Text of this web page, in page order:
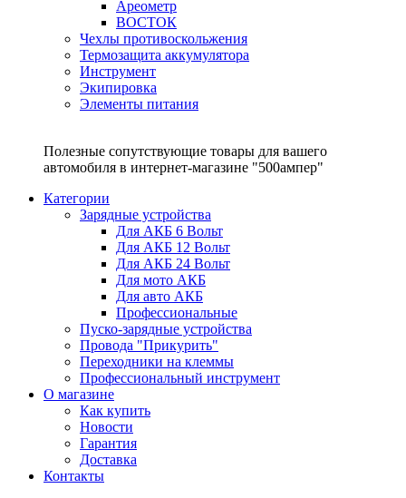
Ареометр
ВОСТОК
Чехлы противоскольжения
Термозащита аккумулятора
Инструмент
Экипировка
Элементы питания
Полезные сопутствующие товары для вашего
автомобиля в интернет-магазине "500ампер"
Категории
Зарядные устройства
Для АКБ 6 Вольт
Для АКБ 12 Вольт
Для АКБ 24 Вольт
Для мото АКБ
Для авто АКБ
Профессиональные
Пуско-зарядные устройства
Провода "Прикурить"
Переходники на клеммы
Профессиональный инструмент
О магазине
Как купить
Новости
Гарантия
Доставка
Контакты